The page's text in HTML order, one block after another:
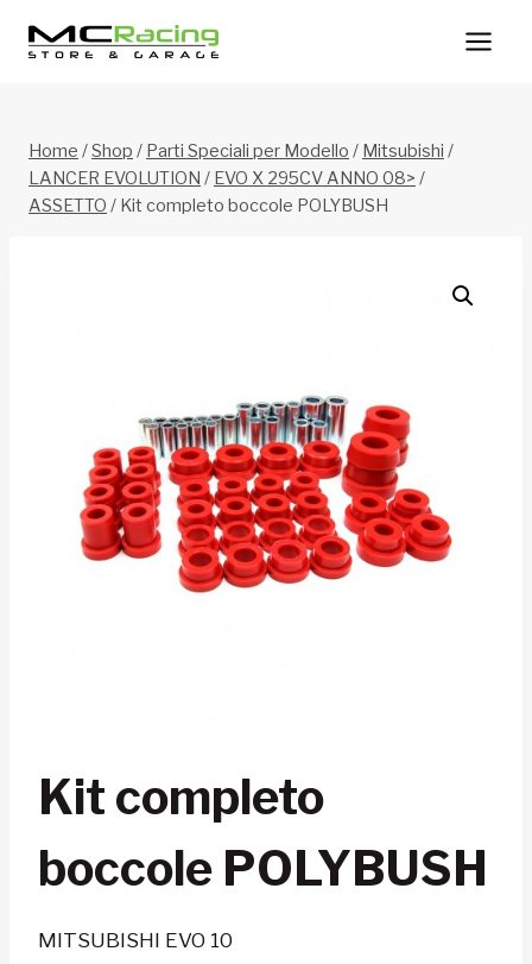
Home /Shop / Parti Speciali per Modello / Mitsubishi /
LANCER EVOLUTION / EVO X 295CV ANNO 08> /
ASSETTO / Kit completo boccole POLYBUSH
Kit completo
boccole POLYBUSH
MITSUBISHI EVO 10